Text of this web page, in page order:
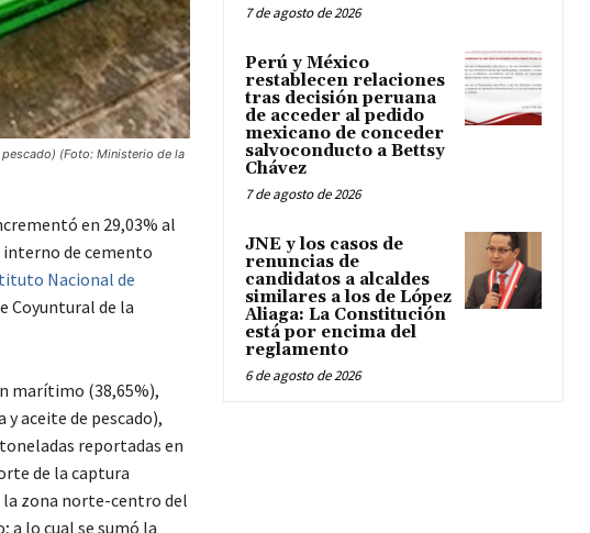
(Foto: Ministerio de la
en 29,03% al
interno de cemento
Nacional de
Coyuntural de la
marítimo (38,65%),
aceite de pescado),
reportadas en
de la captura
la zona norte-centro del
a lo cual se sumó la
7 de agosto de 2026
Perú y México
restablecen relaciones
tras decisión peruana
de acceder al pedido
mexicano de conceder
salvoconducto a Bettsy
Chávez
7 de agosto de 2026
JNE y los casos de
renuncias de
candidatos a alcaldes
similares a los de López
Aliaga: La Constitución
está por encima del
reglamento
6 de agosto de 2026